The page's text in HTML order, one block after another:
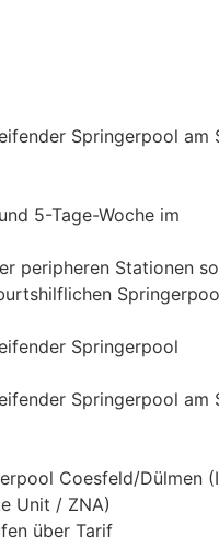
Springerpool am
5-Tage-Woche im
peripheren Stationen
Springerpool
Springerpool am
Coesfeld/Dülmen
Unit / ZNA)
über Tarif